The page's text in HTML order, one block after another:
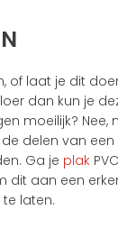
of laat je dit
dan kun je
moeilijk? Nee,
delen van een
Ga je plak
dit aan een
laten.